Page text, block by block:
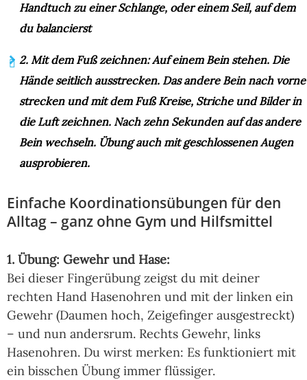
Handtuch zu einer Schlange, oder einem Seil, auf dem
du balancierst
2. Mit dem Fuß zeichnen: Auf einem Bein stehen. Die
Hände seitlich ausstrecken. Das andere Bein nach vorne
strecken und mit dem Fuß Kreise, Striche und Bilder in
die Luft zeichnen. Nach zehn Sekunden auf das andere
Bein wechseln. Übung auch mit geschlossenen Augen
ausprobieren.
Einfache Koordinationsübungen für den
Alltag – ganz ohne Gym und Hilfsmittel
1. Übung: Gewehr und Hase:
Bei dieser Fingerübung zeigst du mit deiner
rechten Hand Hasenohren und mit der linken ein
Gewehr (Daumen hoch, Zeigefinger ausgestreckt)
– und nun andersrum. Rechts Gewehr, links
Hasenohren. Du wirst merken: Es funktioniert mit
ein bisschen Übung immer flüssiger.